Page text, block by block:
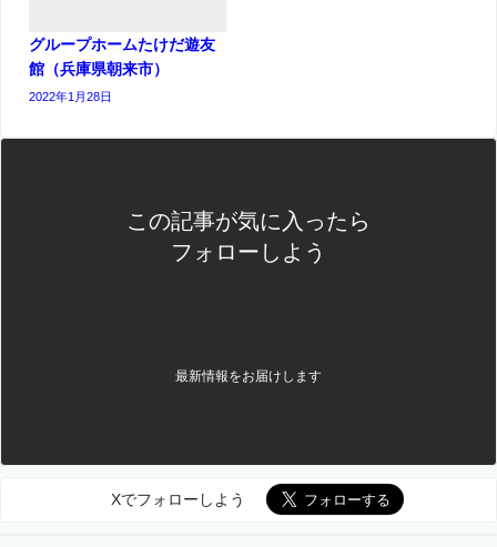
グループホームたけだ遊友
館（兵庫県朝来市）
2022年1月28日
この記事が気に入ったら
フォローしよう
最新情報をお届けします
Xでフォローしよう